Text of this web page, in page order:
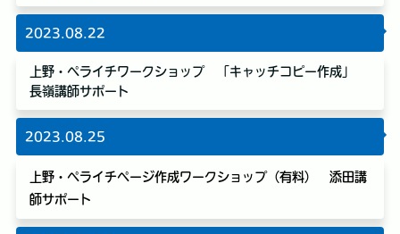
2023.08.22
上野・ペライチワークショップ 「キャッチコピー作成」
長嶺講師サポート
2023.08.25
上野・ペライチページ作成ワークショップ（有料） 添田講
師サポート